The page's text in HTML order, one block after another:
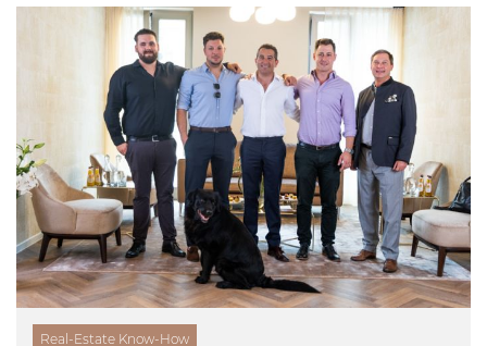
Real-Estate Know-How